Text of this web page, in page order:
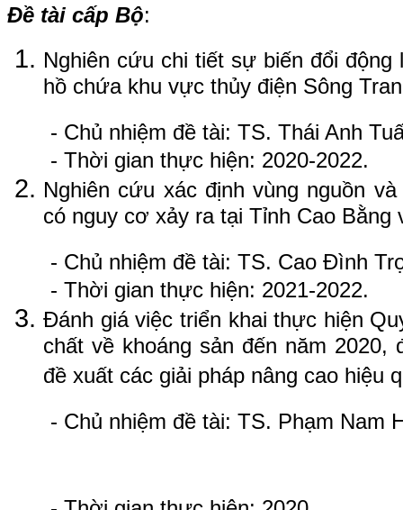
Đề tài cấp Bộ:
Nghiên cứu chi tiết sự biến đổi
hồ chứa khu vực thủy điện Sông
- Chủ nhiệm đề tài: TS. Thái Anh
- Thời gian thực hiện: 2020-2022.
Nghiên cứu xác định vùng nguồn
có nguy cơ xảy ra tại Tỉnh Cao Bằng
- Chủ nhiệm đề tài: TS. Cao Đình
- Thời gian thực hiện: 2021-2022.
Đánh giá việc triển khai thực hiện
chất về khoáng sản đến năm 2020,
đề xuất các giải pháp nâng cao hiệu
- Chủ nhiệm đề tài: TS. Phạm Nam